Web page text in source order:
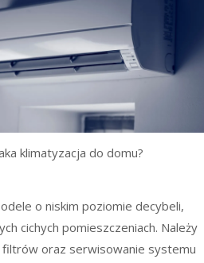
klimatyzacja do domu?
o niskim poziomie decybeli,
cichych pomieszczeniach. Należy
filtrów oraz serwisowanie systemu